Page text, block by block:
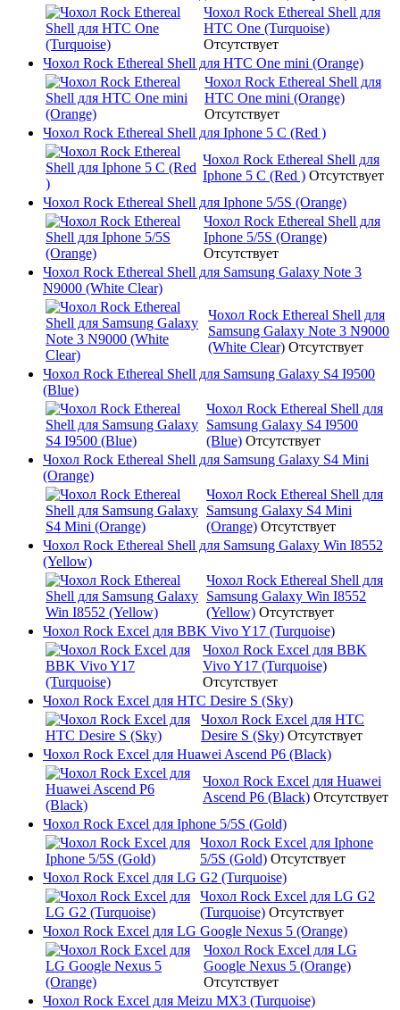
Чохол Rock Ethereal Shell для
HTC One (Turquoise)
Отсутствует
Чохол Rock Ethereal Shell для HTC One mini (Orange)
Чохол Rock Ethereal Shell для
HTC One mini (Orange)
Отсутствует
Чохол Rock Ethereal Shell для Iphone 5 C (Red )
Чохол Rock Ethereal Shell для
Iphone 5 C (Red ) Отсутствует
Чохол Rock Ethereal Shell для Iphone 5/5S (Orange)
Чохол Rock Ethereal Shell для
Iphone 5/5S (Orange)
Отсутствует
Чохол Rock Ethereal Shell для Samsung Galaxy Note 3
N9000 (White Clear)
Чохол Rock Ethereal Shell для
Samsung Galaxy Note 3 N9000
(White Clear) Отсутствует
Чохол Rock Ethereal Shell для Samsung Galaxy S4 I9500
(Blue)
Чохол Rock Ethereal Shell для
Samsung Galaxy S4 I9500
(Blue) Отсутствует
Чохол Rock Ethereal Shell для Samsung Galaxy S4 Mini
(Orange)
Чохол Rock Ethereal Shell для
Samsung Galaxy S4 Mini
(Orange) Отсутствует
Чохол Rock Ethereal Shell для Samsung Galaxy Win I8552
(Yellow)
Чохол Rock Ethereal Shell для
Samsung Galaxy Win I8552
(Yellow) Отсутствует
Чохол Rock Excel для BBK Vivo Y17 (Turquoise)
Чохол Rock Excel для BBK
Vivo Y17 (Turquoise)
Отсутствует
Чохол Rock Excel для HTC Desire S (Sky)
Чохол Rock Excel для HTC
Desire S (Sky) Отсутствует
Чохол Rock Excel для Huawei Ascend P6 (Black)
Чохол Rock Excel для Huawei
Ascend P6 (Black) Отсутствует
Чохол Rock Excel для Iphone 5/5S (Gold)
Чохол Rock Excel для Iphone
5/5S (Gold) Отсутствует
Чохол Rock Excel для LG G2 (Turquoise)
Чохол Rock Excel для LG G2
(Turquoise) Отсутствует
Чохол Rock Excel для LG Google Nexus 5 (Orange)
Чохол Rock Excel для LG
Google Nexus 5 (Orange)
Отсутствует
Чохол Rock Excel для Meizu MX3 (Turquoise)